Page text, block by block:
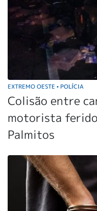
EXTREMO OESTE • POLÍCIA
Colisão entre
motorista
Palmitos